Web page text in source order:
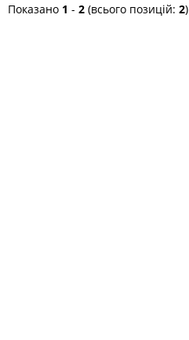
Показано 1 -2 (всього позицій:2)